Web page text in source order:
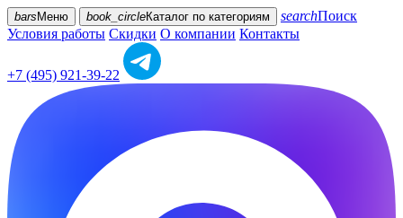
bars Меню book_circleКаталог по категориям searchПоиск
Условия работы Скидки О компании Контакты
+7 (495) 921-39-22